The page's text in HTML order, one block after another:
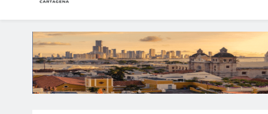
Condenan a dos
Dos
Hallan a una
LAS NOTICIAS CARTAGENA
Periodismo e Investigación